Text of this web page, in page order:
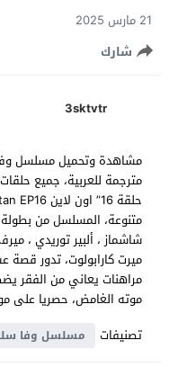
21 مارس 2025
شارك
3sktvtr
مترجمة للعربية، جميع
متنوعة، المسلسل من بطولة
شاشماز ، ألبير توريدي ،
ميرت كارابولوت، تدور
مراهنات يعاني من الفقر
موته الغامض، حصريا على
تصنيفات
مسلسل وفا